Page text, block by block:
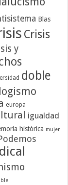
Blas
Crisis
y
doble
europa
igualdad
histórica mujer